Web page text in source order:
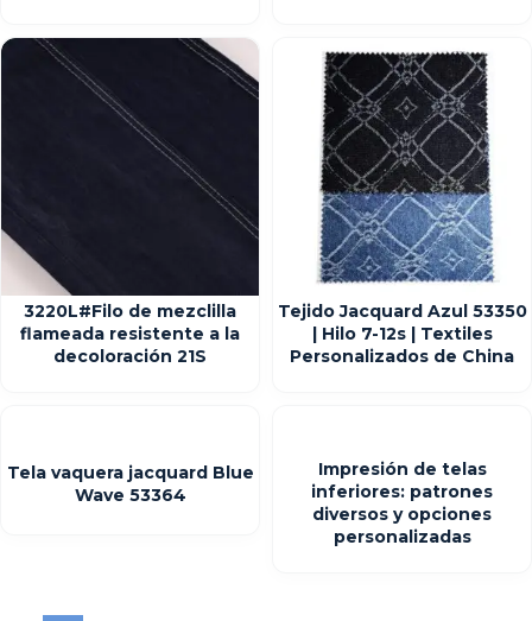
3220L#Filo de mezclilla
flameada resistente a la
decoloración 21S
Tejido Jacquard Azul 53350
| Hilo 7-12s | Textiles
Personalizados de China
Tela vaquera jacquard Blue
Wave 53364
Impresión de telas
inferiores: patrones
diversos y opciones
personalizadas